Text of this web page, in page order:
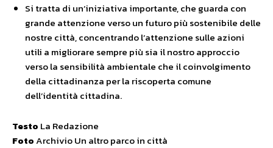
Si tratta di un’iniziativa importante, che guarda con
grande attenzione verso un futuro più sostenibile delle
nostre città, concentrando l’attenzione sulle azioni
utili a migliorare sempre più sia il nostro approccio
verso la sensibilità ambientale che il coinvolgimento
della cittadinanza per la riscoperta comune
dell’identità cittadina.
Testo La Redazione
FotoArchivio Un altro parco in città